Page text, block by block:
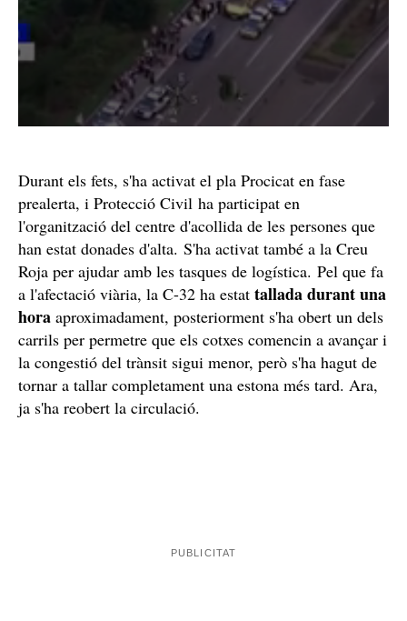
Durant els fets, s'ha activat el pla Procicat en fase
prealerta, i Protecció Civil ha participat en
l'organització del centre d'acollida de les persones que
han estat donades d'alta. S'ha activat també a la Creu
Roja per ajudar amb les tasques de logística. Pel que fa
a l'afectació viària, la C-32 ha estat tallada durant una
hora aproximadament, posteriorment s'ha obert un dels
carrils per permetre que els cotxes comencin a avançar i
la congestió del trànsit sigui menor, però s'ha hagut de
tornar a tallar completament una estona més tard. Ara,
ja s'ha reobert la circulació.